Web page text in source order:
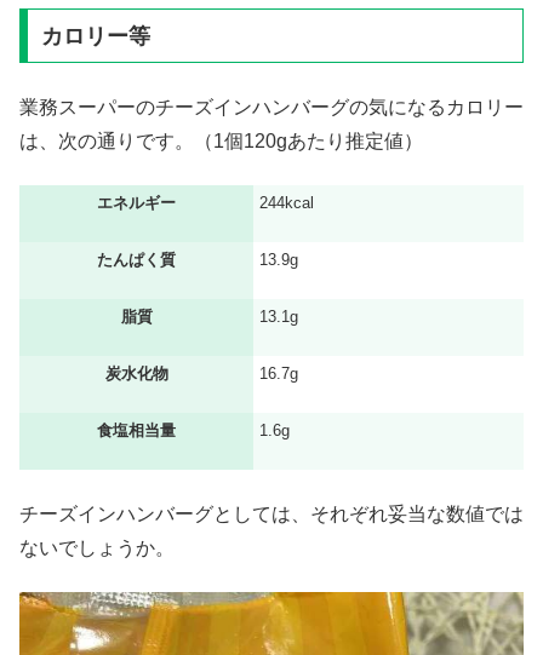
カロリー等
業務スーパーのチーズインハンバーグの気になるカロリー
は、次の通りです。（1個120gあたり推定値）
エネルギー 244kcal
たんぱく質 13.9g
脂質 13.1g
炭水化物 16.7g
食塩相当量 1.6g
チーズインハンバーグとしては、それぞれ妥当な数値では
ないでしょうか。